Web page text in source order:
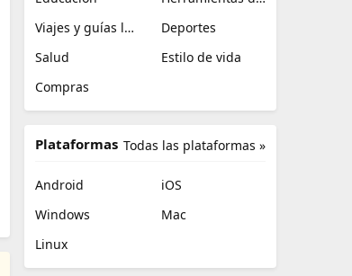
Viajes y guías locales
Deportes
Salud
Estilo de vida
Compras
Todas las plataformas »
Plataformas
Android
iOS
Windows
Mac
Linux